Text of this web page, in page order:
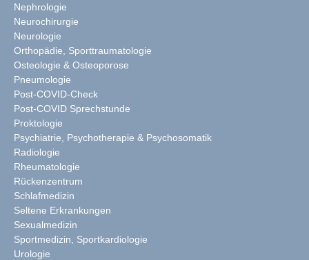
Nephrologie
Neurochirurgie
Neurologie
Orthopädie, Sporttraumatologie
Osteologie & Osteoporose
Pneumologie
Post-COVID-Check
Post-COVID Sprechstunde
Proktologie
Psychiatrie, Psychotherapie & Psychosomatik
Radiologie
Rheumatologie
Rückenzentrum
Schlafmedizin
Seltene Erkrankungen
Sexualmedizin
Sportmedizin, Sportkardiologie
Urologie